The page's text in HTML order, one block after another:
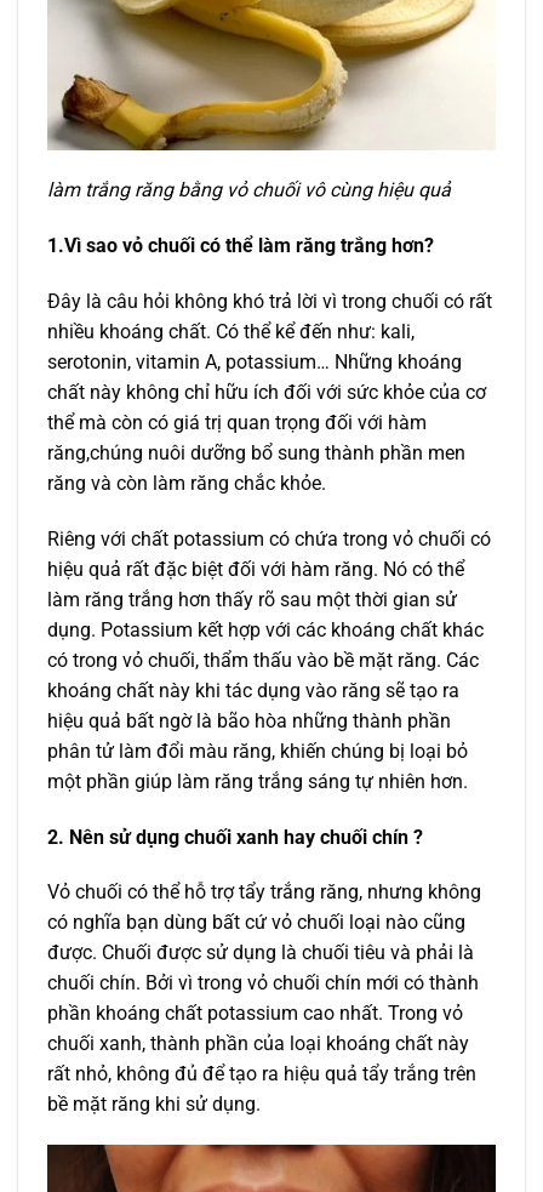
làm trắng răng bằng vỏ chuối vô cùng hiệu quả
1.Vì sao vỏ chuối có thể làm răng trắng hơn?
Đây là câu hỏi không khó trả lời vì trong chuối có rất
nhiều khoáng chất. Có thể kể đến như: kali,
serotonin, vitamin A, potassium… Những khoáng
chất này không chỉ hữu ích đối với sức khỏe của cơ
thể mà còn có giá trị quan trọng đối với hàm
răng,chúng nuôi dưỡng bổ sung thành phần men
răng và còn làm răng chắc khỏe.
Riêng với chất potassium có chứa trong vỏ chuối có
hiệu quả rất đặc biệt đối với hàm răng. Nó có thể
làm răng trắng hơn thấy rõ sau một thời gian sử
dụng. Potassium kết hợp với các khoáng chất khác
có trong vỏ chuối, thẩm thấu vào bề mặt răng. Các
khoáng chất này khi tác dụng vào răng sẽ tạo ra
hiệu quả bất ngờ là bão hòa những thành phần
phân tử làm đổi màu răng, khiến chúng bị loại bỏ
một phần giúp làm răng trắng sáng tự nhiên hơn.
2. Nên sử dụng chuối xanh hay chuối chín ?
Vỏ chuối có thể hỗ trợ tẩy trắng răng, nhưng không
có nghĩa bạn dùng bất cứ vỏ chuối loại nào cũng
được. Chuối được sử dụng là chuối tiêu và phải là
chuối chín. Bởi vì trong vỏ chuối chín mới có thành
phần khoáng chất potassium cao nhất. Trong vỏ
chuối xanh, thành phần của loại khoáng chất này
rất nhỏ, không đủ để tạo ra hiệu quả tẩy trắng trên
bề mặt răng khi sử dụng.